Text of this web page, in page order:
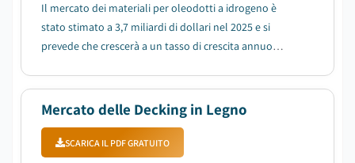
Il mercato dei materiali per oleodotti a idrogeno è
stato stimato a 3,7 miliardi di dollari nel 2025 e si
prevede che crescerà a un tasso di crescita annuo
idrogeno verde a livello global...
Mercato delle Decking in Legno
SCARICA IL PDF GRATUITO